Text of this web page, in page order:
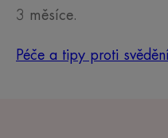
3 měsíce.
Péče a tipy proti